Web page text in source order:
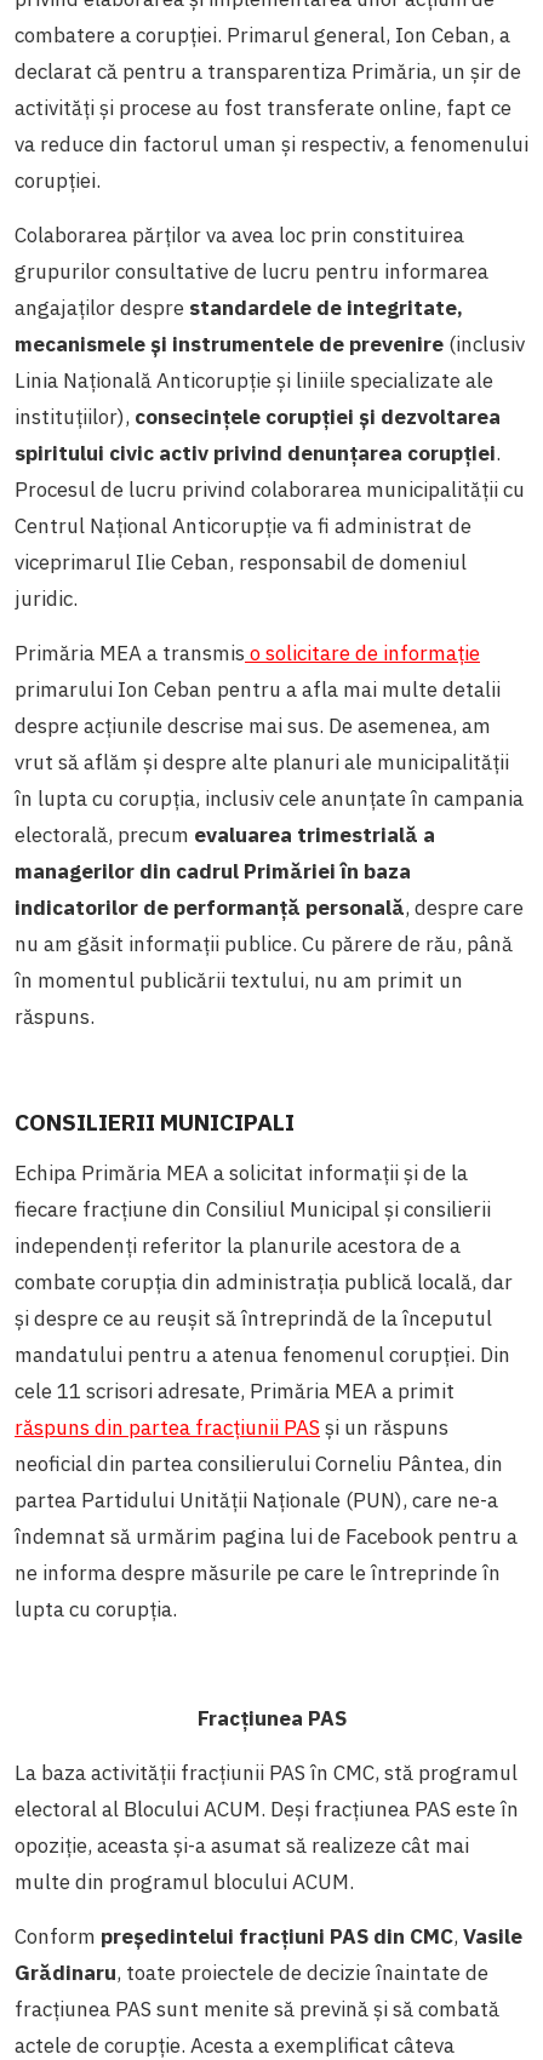
combatere a corupției. Primarul general, Ion Ceban, a
declarat că pentru a transparentiza Primăria, un șir de
activități și procese au fost transferate online, fapt ce
va reduce din factorul uman și respectiv, a fenomenului
corupției.
Colaborarea părților va avea loc prin constituirea
grupurilor consultative de lucru pentru informarea
angajaţilor despre standardele de integritate,
mecanismele şi instrumentele de prevenire (inclusiv
Linia Naţională Anticorupţie şi liniile specializate ale
instituţiilor), consecinţele corupţiei şi dezvoltarea
spiritului civic activ privind denunţarea corupţiei.
Procesul de lucru privind colaborarea municipalității cu
Centrul Naţional Anticorupţie va fi administrat de
viceprimarul Ilie Ceban, responsabil de domeniul
juridic.
Primăria MEA a transmis o solicitare de informație
primarului Ion Ceban pentru a afla mai multe detalii
despre acțiunile descrise mai sus. De asemenea, am
vrut să aflăm și despre alte planuri ale municipalității
în lupta cu corupția, inclusiv cele anunțate în campania
electorală, precum evaluarea trimestrială a
managerilor din cadrul Primăriei în baza
indicatorilor de performanță personală, despre care
nu am găsit informații publice. Cu părere de rău, până
în momentul publicării textului, nu am primit un
răspuns.
CONSILIERII MUNICIPALI
Echipa Primăria MEA a solicitat informații și de la
fiecare fracțiune din Consiliul Municipal și consilierii
independenți referitor la planurile acestora de a
combate corupția din administrația publică locală, dar
și despre ce au reușit să întreprindă de la începutul
mandatului pentru a atenua fenomenul corupției. Din
cele 11 scrisori adresate, Primăria MEA a primit
răspuns din partea fracțiunii PASși un răspuns
neoficial din partea consilierului Corneliu Pântea, din
partea Partidului Unității Naționale (PUN), care ne-a
îndemnat să urmărim pagina lui de Facebook pentru a
ne informa despre măsurile pe care le întreprinde în
lupta cu corupția.
Fracțiunea PAS
La baza activității fracțiunii PAS în CMC, stă programul
electoral al Blocului ACUM. Deși fracțiunea PAS este în
opoziție, aceasta și-a asumat să realizeze cât mai
multe din programul blocului ACUM.
Conform președintelui fracțiuni PAS din CMC, Vasile
Grădinaru, toate proiectele de decizie înaintate de
fracțiunea PAS sunt menite să prevină și să combată
actele de corupție. Acesta a exemplificat câteva